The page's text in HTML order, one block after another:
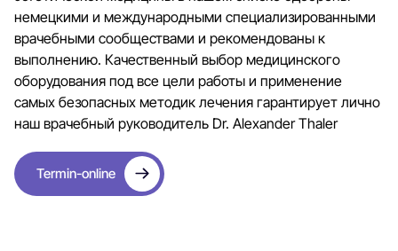
немецкими и международными специализированными
врачебными сообществами и рекомендованы к
выполнению. Качественный выбор медицинского
оборудования под все цели работы и применение
самых безопасных методик лечения гарантирует лично
наш врачебный руководитель Dr. Alexander Thaler
Termin-online